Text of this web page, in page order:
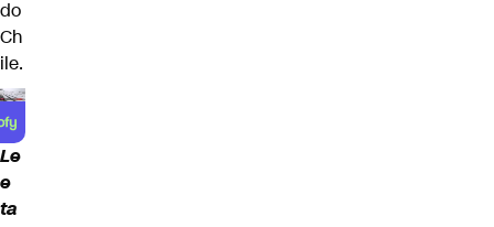
do
Ch
ile.
Le
e
ta